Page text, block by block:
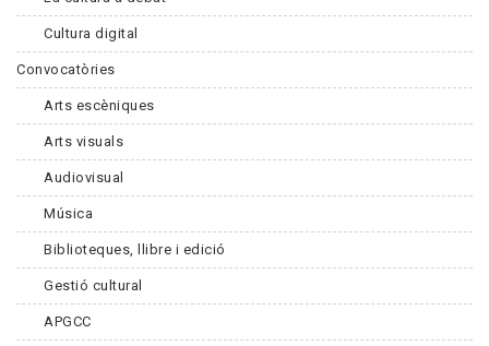
Cultura digital
Convocatòries
Arts escèniques
Arts visuals
Audiovisual
Música
Biblioteques, llibre i edició
Gestió cultural
APGCC